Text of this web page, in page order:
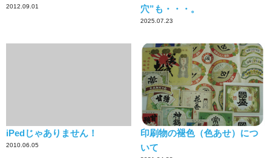
2012.09.01
穴”も・・・。
2025.07.23
iPedじゃありません！
2010.06.05
印刷物の褪色（色あせ）につ
いて